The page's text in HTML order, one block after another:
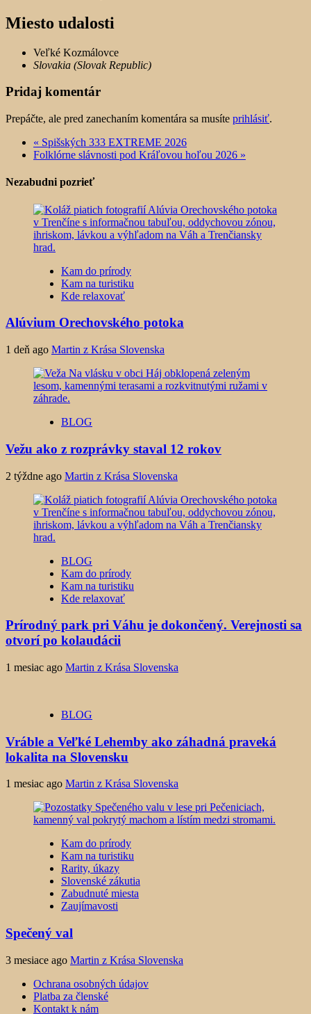
Miesto udalosti
Veľké Kozmálovce
Slovakia (Slovak Republic)
Pridaj komentár
Prepáčte, ale pred zanechaním komentára sa musíte prihlásiť.
« Spišských 333 EXTREME 2026
Folklórne slávnosti pod Kráľovou hoľou 2026 »
Nezabudni pozrieť
Kam do prírody
Kam na turistiku
Kde relaxovať
Alúvium Orechovského potoka
1 deň ago Martin z Krása Slovenska
BLOG
Vežu ako z rozprávky staval 12 rokov
2 týždne ago Martin z Krása Slovenska
BLOG
Kam do prírody
Kam na turistiku
Kde relaxovať
Prírodný park pri Váhu je dokončený. Verejnosti sa
otvorí po kolaudácii
1 mesiac ago Martin z Krása Slovenska
BLOG
Vráble a Veľké Lehemby ako záhadná praveká
lokalita na Slovensku
1 mesiac ago Martin z Krása Slovenska
Kam do prírody
Kam na turistiku
Rarity, úkazy
Slovenské zákutia
Zabudnuté miesta
Zaujímavosti
Spečený val
3 mesiace ago Martin z Krása Slovenska
Ochrana osobných údajov
Platba za členské
Kontakt k nám